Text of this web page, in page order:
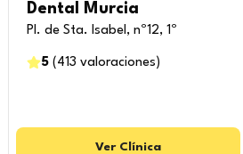
Dental Murcia
Pl. de Sta. Isabel, nº12, 1º
5( 413 valoraciones )
Ver Clínica